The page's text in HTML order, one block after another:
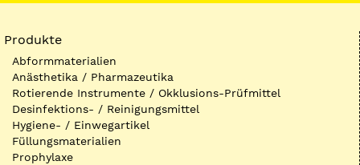
Produkte
Abformmaterialien
Anästhetika / Pharmazeutika
Rotierende Instrumente / Okklusions-Prüfmittel
Desinfektions- / Reinigungsmittel
Hygiene- / Einwegartikel
Füllungsmaterialien
Prophylaxe